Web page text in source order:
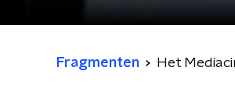
Fragmenten Het